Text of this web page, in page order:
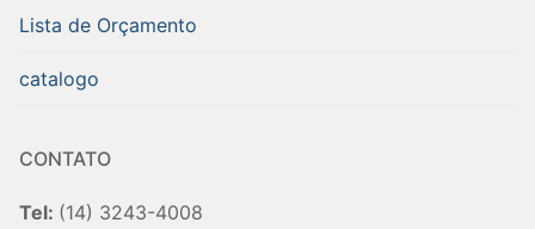
Lista de Orçamento
catalogo
CONTATO
Tel: (14) 3243-4008